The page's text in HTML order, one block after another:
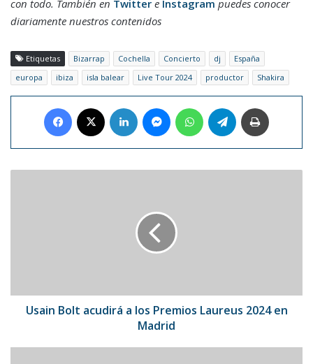
con todo. También en Twitter e Instagram puedes conocer
diariamente nuestros contenidos
Etiquetas Bizarrap Cochella Concierto dj
España
europa
ibiza isla balear Live Tour 2024 productor Shakira
Facebook LinkedIn MessengerWhatsAppTelegram
en
MadridUsain Bolt acudirá a los Premios Laureus 2024 en
Madrid